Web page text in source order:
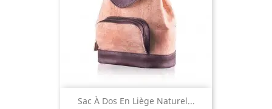
Sac À Dos En Liège Naturel...